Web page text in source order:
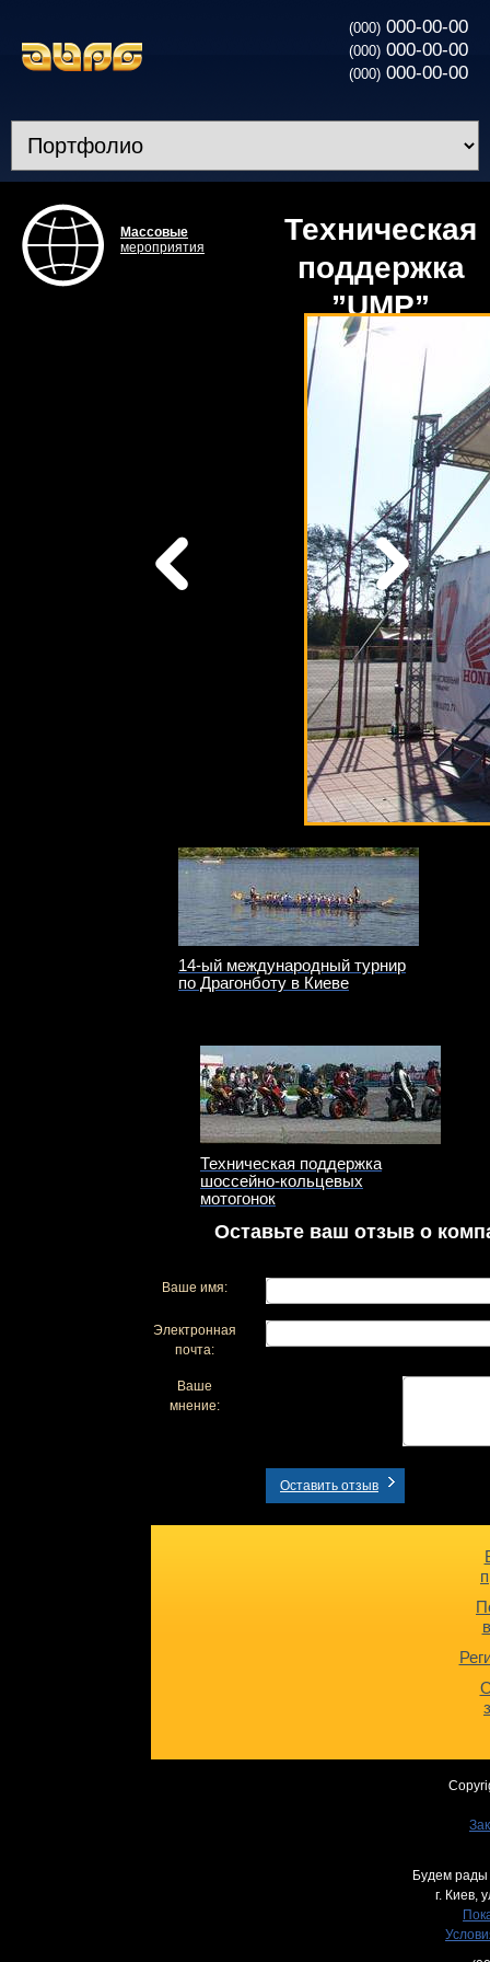
(000) 000-00-00
(000) 000-00-00
(000) 000-00-00
Массовые
мероприятия
Техническая
поддержка
”UMP”
14-ый международный турнир
по Драгонботу в Киеве
Техническая поддержка
шоссейно-кольцевых
мотогонок
Оставьте ваш отзыв о
Ваше имя:
Электронная
почта:
Ваше
мнение:
Оставить отзыв
Будем рады
г. Киев,